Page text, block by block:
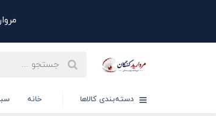
دسته‌بندی کالاها خانه